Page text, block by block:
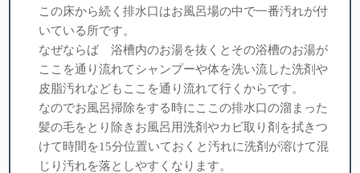
この床から続く排水口はお風呂場の中で一番汚れが付
いている所です。
なぜならば 浴槽内のお湯を抜くとその浴槽のお湯が
ここを通り流れてシャンプーや体を洗い流した洗剤や
皮脂汚れなどもここを通り流れて行くからです。
なのでお風呂掃除をする時にここの排水口の溜まった
髪の毛をとり除きお風呂用洗剤やカビ取り剤を拭きつ
けて時間を15分位置いておくと汚れに洗剤が溶けて混
じり汚れを落としやすくなります。